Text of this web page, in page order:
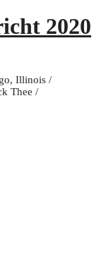
2020
Illinois /
Thee /